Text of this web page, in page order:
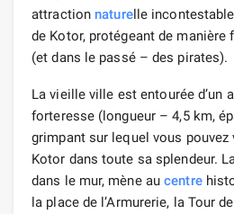
attraction naturelle
de Kotor, protégeant de manière
(et dans le passé – des pirates).
La vieille ville est entourée d’un
forteresse (longueur – 4,5 km,
grimpant sur lequel vous pouvez
Kotor dans toute sa splendeur.
dans le mur, mène aucentre
la place de l’Armurerie, la Tour